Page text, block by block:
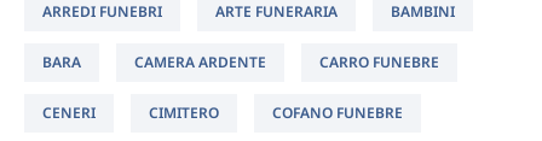
ARREDI FUNEBRI ARTE FUNERARIA BAMBINI
BARA CAMERA ARDENTE CARRO FUNEBRE
CENERI CIMITERO COFANO FUNEBRE